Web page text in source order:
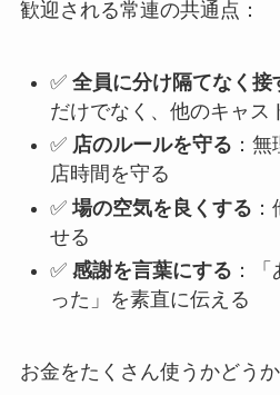
歓迎される常連の共通点：
✅ 全員に分け隔てなく接
だけでなく、他のキャス
✅ 店のルールを守る ：
店時間を守る
✅場の空気を良くする
せる
✅ 感謝を言葉にする ：
った」を素直に伝える
お金をたくさん使うかどう